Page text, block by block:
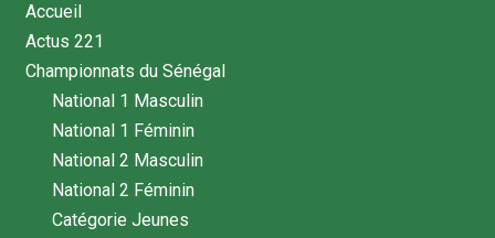
Accueil
Actus 221
Championnats du Sénégal
National 1 Masculin
National 1 Féminin
National 2 Masculin
National 2 Féminin
Catégorie Jeunes